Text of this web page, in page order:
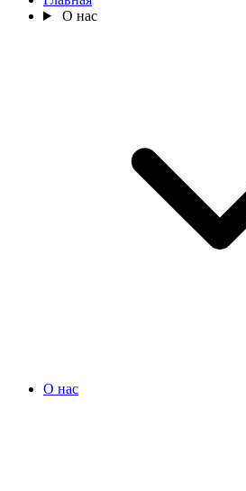
О нас
О нас